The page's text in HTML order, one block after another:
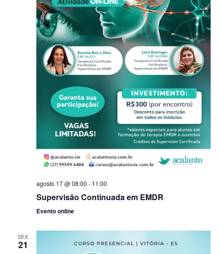
agosto 17 @ 08:00 - 11:00
Supervisão Continuada em EMDR
Evento online
SEX
21